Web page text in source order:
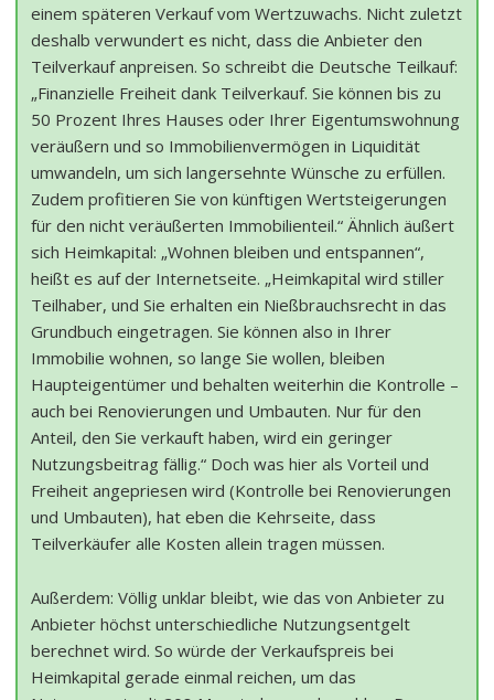
einem späteren Verkauf vom Wertzuwachs. Nicht zuletzt
deshalb verwundert es nicht, dass die Anbieter den
Teilverkauf anpreisen. So schreibt die Deutsche Teilkauf:
„Finanzielle Freiheit dank Teilverkauf. Sie können bis zu
50 Prozent Ihres Hauses oder Ihrer Eigentumswohnung
veräußern und so Immobilienvermögen in Liquidität
umwandeln, um sich langersehnte Wünsche zu erfüllen.
Zudem profitieren Sie von künftigen Wertsteigerungen
für den nicht veräußerten Immobilienteil.“ Ähnlich äußert
sich Heimkapital: „Wohnen bleiben und entspannen“,
heißt es auf der Internetseite. „Heimkapital wird stiller
Teilhaber, und Sie erhalten ein Nießbrauchsrecht in das
Grundbuch eingetragen. Sie können also in Ihrer
Immobilie wohnen, so lange Sie wollen, bleiben
Haupteigentümer und behalten weiterhin die Kontrolle –
auch bei Renovierungen und Umbauten. Nur für den
Anteil, den Sie verkauft haben, wird ein geringer
Nutzungsbeitrag fällig.“ Doch was hier als Vorteil und
Freiheit angepriesen wird (Kontrolle bei Renovierungen
und Umbauten), hat eben die Kehrseite, dass
Teilverkäufer alle Kosten allein tragen müssen.
Außerdem: Völlig unklar bleibt, wie das von Anbieter zu
Anbieter höchst unterschiedliche Nutzungsentgelt
berechnet wird. So würde der Verkaufspreis bei
Heimkapital gerade einmal reichen, um das